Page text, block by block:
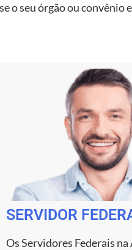
o seu órgão ou convênio
SERVIDOR
Os Servidores Federais na